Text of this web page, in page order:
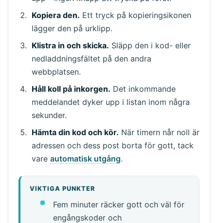
Kopiera den. Ett tryck på kopieringsikonen
lägger den på urklipp.
Klistra in och skicka. Släpp den i kod- eller
nedladdningsfältet på den andra
webbplatsen.
Håll koll på inkorgen. Det inkommande
meddelandet dyker upp i listan inom några
sekunder.
Hämta din kod och kör. När timern når noll är
adressen och dess post borta för gott, tack
vare automatisk utgång.
VIKTIGA PUNKTER
Fem minuter räcker gott och väl för
engångskoder och